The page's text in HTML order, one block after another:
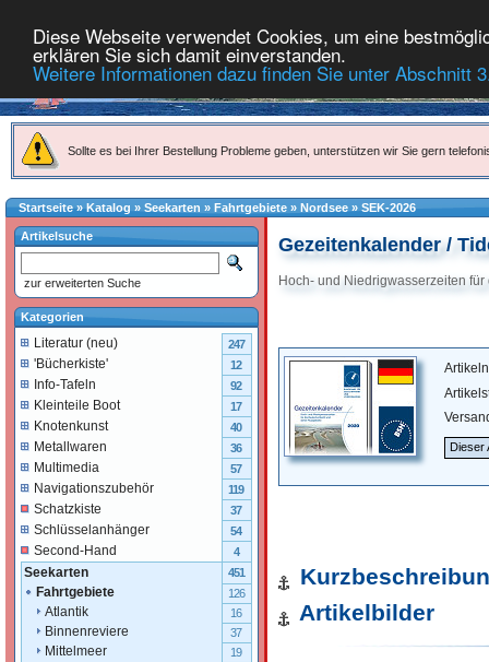
Diese Webseite verwendet Cookies, um eine
erklären Sie sich damit einverstanden.
Weitere Informationen dazu finden Sie unter Abschnitt
Sollte es bei Ihrer Bestellung Probleme geben, unterstützen wir Sie gern
Startseite»Katalog » Seekarten » Fahrtgebiete » Nordsee » SEK-2026
Gezeitenkalender /
Hoch- und Niedrigwasserzeiten
Dieser
Artikelbilder
Artikelsuche
zur erweiterten Suche
Kategorien
Literatur (neu) 247
'Bücherkiste' 12
Info-Tafeln 92
Kleinteile Boot 17
Knotenkunst 40
Metallwaren 36
Multimedia 57
Navigationszubehör 119
Schatzkiste 37
Schlüsselanhänger 54
Second-Hand 4
Seekarten 451
Fahrtgebiete 126
Atlantik 16
Binnenreviere 37
Mittelmeer 19